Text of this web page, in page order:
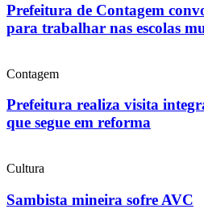
Prefeitura de Contagem
para trabalhar nas escolas
Contagem
Prefeitura realiza visita
que segue em reforma
Cultura
Sambista mineira sofre AVC